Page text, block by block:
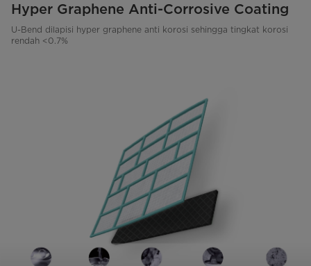
Hyper Graphene Anti-Corrosive Coating
U-Bend dilapisi hyper graphene anti korosi sehingga tingkat korosi
rendah <0.7%